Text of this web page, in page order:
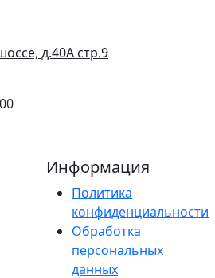
д.40А стр.9
Информация
Политика
конфиденциальности
Обработка
персональных
данных